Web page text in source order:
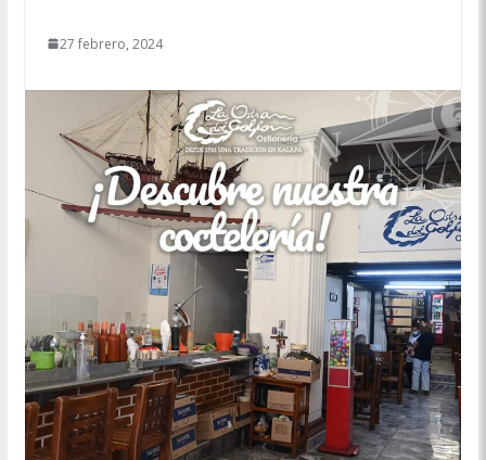
27 febrero, 2024